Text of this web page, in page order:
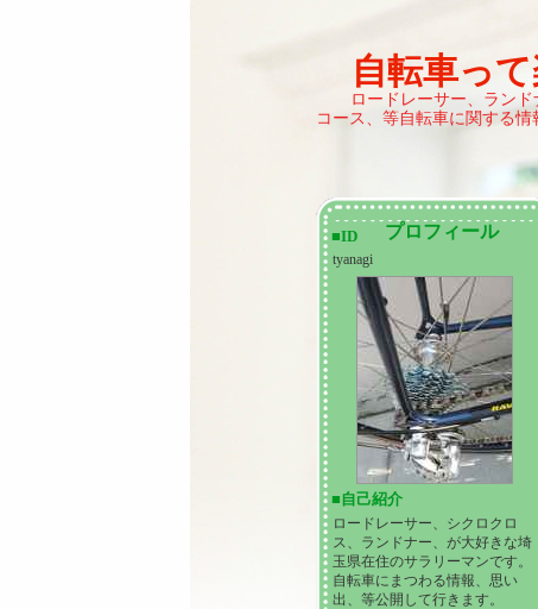
自転車っ
ロードレーサー、ラン
コース、等自転車に関する情
プロフィール
■ID
tyanagi
■自己紹介
ロードレーサー、シクロクロ
ス、ランドナー、が大好きな埼
玉県在住のサラリーマンです。
自転車にまつわる情報、思い
出、等公開して行きます。